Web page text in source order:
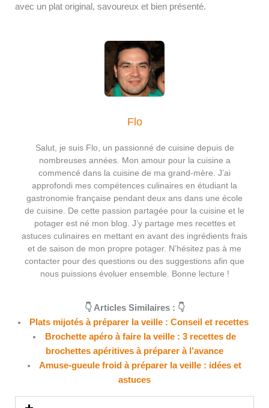
avec un plat original, savoureux et bien présenté.
Flo
Salut, je suis Flo, un passionné de cuisine depuis de
nombreuses années. Mon amour pour la cuisine a
commencé dans la cuisine de ma grand-mère. J’ai
approfondi mes compétences culinaires en étudiant la
gastronomie française pendant deux ans dans une école
de cuisine. De cette passion partagée pour la cuisine et le
potager est né mon blog. J’y partage mes recettes et
astuces culinaires en mettant en avant des ingrédients frais
et de saison de mon propre potager. N’hésitez pas à me
contacter pour des questions ou des suggestions afin que
nous puissions évoluer ensemble. Bonne lecture !
👇 Articles Similaires : 👇
Plats mijotés à préparer la veille : Conseil et recettes
Brochette apéro à faire la veille : 3 recettes de
brochettes apéritives à préparer à l’avance
Amuse-gueule froid à préparer la veille : idées et
astuces